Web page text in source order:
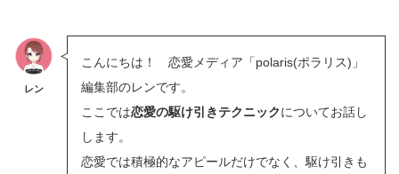
レン
こんにちは！ 恋愛メディア「polaris(ポラリス)」
編集部のレンです。
ここでは恋愛の駆け引きテクニックについてお話し
します。
恋愛では積極的なアピールだけでなく、駆け引きも